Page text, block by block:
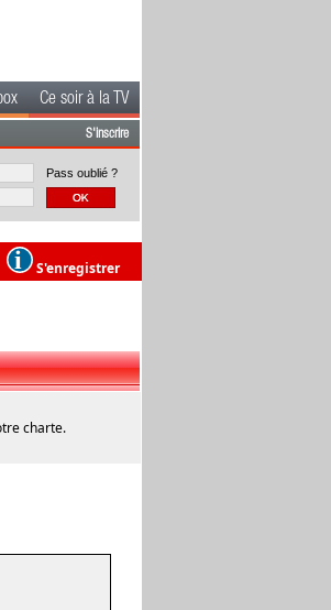
Ce soir à la TV
S'inscrire
Pass oublié ?
S'enregistrer
charte.